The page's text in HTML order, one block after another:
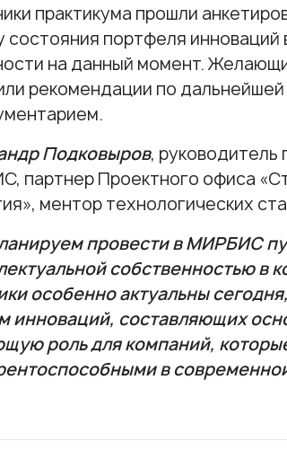
практикума прошли
состояния портфеля
на данный момент.
рекомендации по
Подковыров,
партнер Проектного офиса
ментор технологических
провести в МИРБИС
собственностью в
особенно актуальны
инноваций, составляющих
роль для компаний,
в